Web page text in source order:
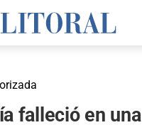
falleció en una